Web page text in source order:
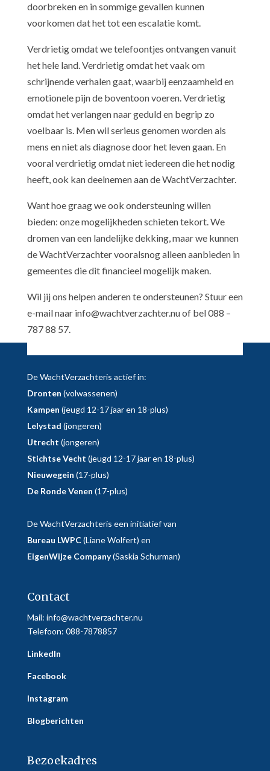
doorbreken en in sommige gevallen kunnen
voorkomen dat het tot een escalatie komt.
Verdrietig omdat we telefoontjes ontvangen vanuit
het hele land. Verdrietig omdat het vaak om
schrijnende verhalen gaat, waarbij eenzaamheid en
emotionele pijn de boventoon voeren. Verdrietig
omdat het verlangen naar geduld en begrip zo
voelbaar is. Men wil serieus genomen worden als
mens en niet als diagnose door het leven gaan. En
vooral verdrietig omdat niet iedereen die het nodig
heeft, ook kan deelnemen aan de WachtVerzachter.
Want hoe graag we ook ondersteuning willen
bieden: onze mogelijkheden schieten tekort. We
dromen van een landelijke dekking, maar we kunnen
de WachtVerzachter vooralsnog alleen aanbieden in
gemeentes die dit financieel mogelijk maken.
Wil jij ons helpen anderen te ondersteunen? Stuur een
e-mail naar info@wachtverzachter.nu of bel 088 –
787 88 57.
De WachtVerzachteris actief in:
Dronten (volwassenen)
Kampen (jeugd 12-17 jaar en 18-plus)
Lelystad (jongeren)
Utrecht (jongeren)
Stichtse Vecht (jeugd 12-17 jaar en 18-plus)
Nieuwegein (17-plus)
De Ronde Venen (17-plus)
De WachtVerzachteris een initiatief van
Bureau LWPC(Liane Wolfert) en
EigenWijze Company(Saskia Schurman)
Contact
Mail: info@wachtverzachter.nu
Telefoon: 088-7878857
LinkedIn
Facebook
Instagram
Blogberichten
Bezoekadres